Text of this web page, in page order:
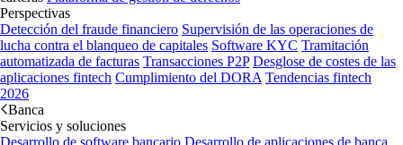
Perspectivas
Detección del fraude financiero Supervisión de las operaciones de
lucha contra el blanqueo de capitales Software KYC Tramitación
automatizada de facturas Transacciones P2P Desglose de costes de las
aplicaciones fintech Cumplimiento del DORA Tendencias fintech
2026
Banca
Servicios y soluciones
Desarrollo de software bancario Desarrollo de aplicaciones de banca